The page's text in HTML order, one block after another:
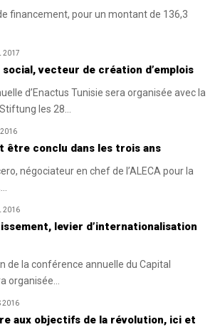
financement, pour un montant de 136,3
2017
vecteur de création d’emplois
d’Enactus Tunisie sera organisée avec la
les 28
être conclu dans les trois ans
négociateur en chef de l’ALECA pour la
2016
levier d’internationalisation
de la conférence annuelle du Capital
organisée
2016
aux objectifs de la révolution, ici et